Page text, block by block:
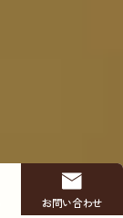
お問い合わせ